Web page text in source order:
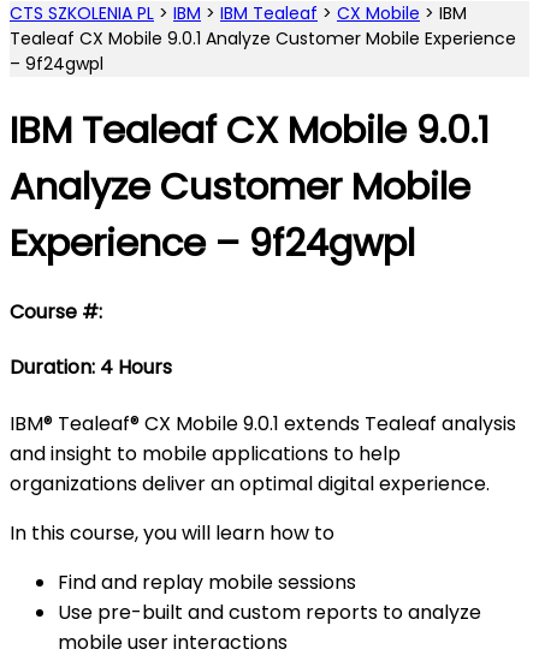
CTS SZKOLENIA PL > IBM > IBM Tealeaf > CX Mobile > IBM
Tealeaf CX Mobile 9.0.1 Analyze Customer Mobile Experience
– 9f24gwpl
IBM Tealeaf CX Mobile 9.0.1
Analyze Customer Mobile
Experience – 9f24gwpl
Course #:
Duration: 4 Hours
IBM® Tealeaf® CX Mobile 9.0.1 extends Tealeaf analysis
and insight to mobile applications to help
organizations deliver an optimal digital experience.
In this course, you will learn how to
Find and replay mobile sessions
Use pre-built and custom reports to analyze
mobile user interactions